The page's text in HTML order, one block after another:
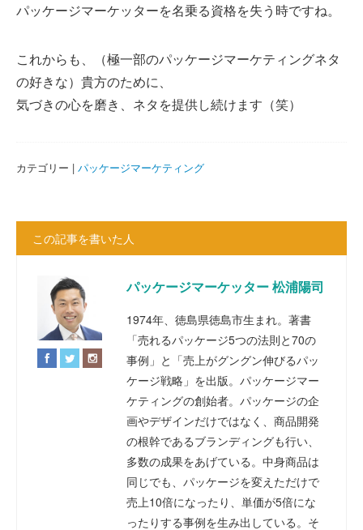
パッケージマーケッターを名乗る資格を失う時ですね。
これからも、（極一部のパッケージマーケティングネタ
の好きな）貴方のために、
気づきの心を磨き、ネタを提供し続けます（笑）
カテゴリー | パッケージマーケティング
この記事を書いた人
パッケージマーケッター 松浦陽司
1974年、徳島県徳島市生まれ。著書
「売れるパッケージ5つの法則と70の
事例」と「売上がグングン伸びるパッ
ケージ戦略」を出版。パッケージマー
ケティングの創始者。パッケージの企
画やデザインだけではなく、商品開発
の根幹であるブランディングも行い、
多数の成果をあげている。中身商品は
同じでも、パッケージを変えただけで
売上10倍になったり、単価が5倍にな
ったりする事例を生み出している。そ